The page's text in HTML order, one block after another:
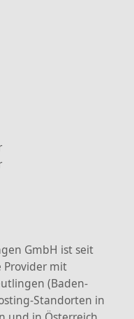
GmbH ist seit
Provider mit
(Baden-
Standorten in